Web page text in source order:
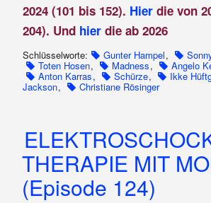
2024 (101 bis 152). Hier die von
204). Und hier die ab 2026
Schlüsselworte: Gunter Hampel,
Toten Hosen, Madness, Angelo
Anton Karras, Schürze, Ikke
Jackson, Christiane Rösinger
THERAPIE MIT
(Episode 124)